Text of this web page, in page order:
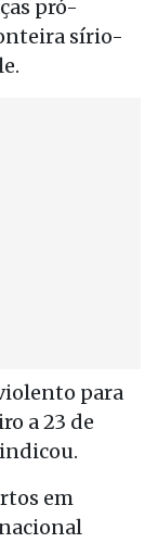
pró-
sírio-
para
a 23 de
em